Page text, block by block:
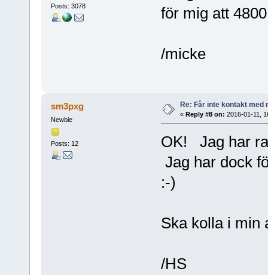
Posts: 3078
för mig att
/micke
sm3pxg
Newbie
Posts: 12
Re: Får inte kontakt med
« Reply #8 on: 2016-01-11,
OK! Jag har
Jag har dock
:-)
Ska kolla i min
/HS